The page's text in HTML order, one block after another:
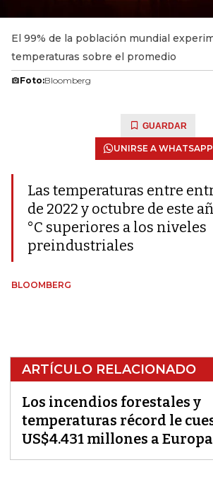
El 99% de la población mundial
temperaturas sobre el promedio
Foto:Bloomberg
GUARDAR
UNIRSE A WHATSAPP
Las temperaturas entre
de 2022 y octubre de este
°C superiores a los niveles
preindustriales
BLOOMBERG
ARTÍCULO RELACIONADO
Los incendios forestales y
temperaturas récord le
US$4.431 millones a Europa